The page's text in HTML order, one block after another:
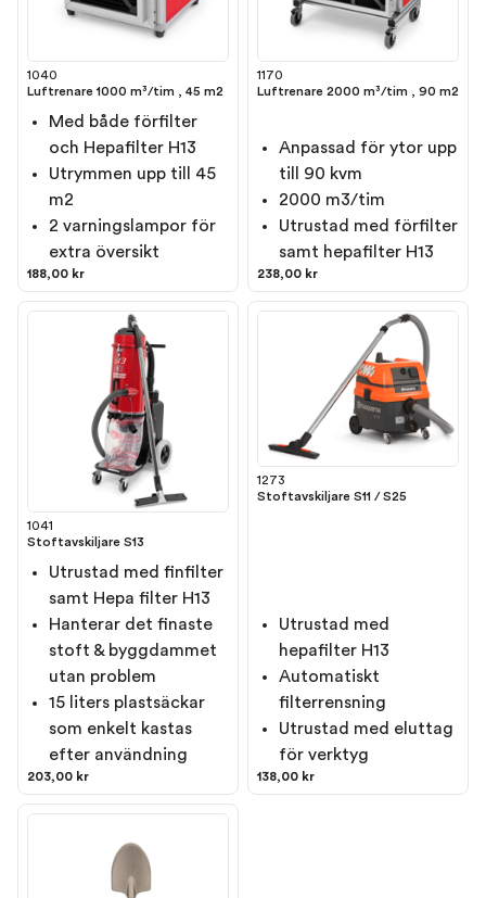
1040
Luftrenare 1000 m³/tim , 45 m2
Med både förfilter
och Hepafilter H13
Utrymmen upp till 45
m2
2 varningslampor för
extra översikt
188,00 kr
1170
Luftrenare 2000 m³/tim , 90 m2
Anpassad för ytor upp
till 90 kvm
2000 m3/tim
Utrustad med förfilter
samt hepafilter H13
238,00 kr
1041
Stoftavskiljare S13
Utrustad med finfilter
samt Hepa filter H13
Hanterar det finaste
stoft & byggdammet
utan problem
15 liters plastsäckar
som enkelt kastas
efter användning
203,00 kr
1273
Stoftavskiljare S11 / S25
Utrustad med
hepafilter H13
Automatiskt
filterrensning
Utrustad med eluttag
för verktyg
138,00 kr